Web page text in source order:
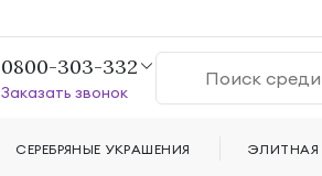
0800-303-332
Заказать звонок
СЕРЕБРЯНЫЕ УКРАШЕНИЯ ЭЛИТНАЯ